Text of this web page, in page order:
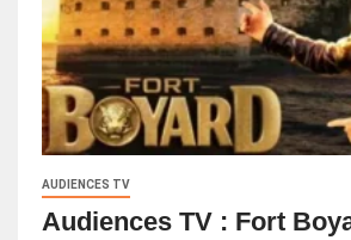
AUDIENCES TV
Audiences TV : Fort